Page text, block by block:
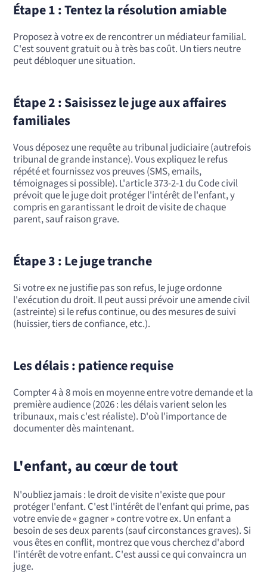
Étape 1 : Tentez la résolution amiable
Proposez à votre ex de rencontrer un médiateur familial.
C'est souvent gratuit ou à très bas coût. Un tiers neutre
peut débloquer une situation.
Étape 2 : Saisissez le juge aux affaires
familiales
Vous déposez une requête au tribunal judiciaire (autrefois
tribunal de grande instance). Vous expliquez le refus
répété et fournissez vos preuves (SMS, emails,
témoignages si possible). L'article 373-2-1 du Code civil
prévoit que le juge doit protéger l'intérêt de l'enfant, y
compris en garantissant le droit de visite de chaque
parent, sauf raison grave.
Étape 3 : Le juge tranche
Si votre ex ne justifie pas son refus, le juge ordonne
l'exécution du droit. Il peut aussi prévoir une amende civil
(astreinte) si le refus continue, ou des mesures de suivi
(huissier, tiers de confiance, etc.).
Les délais : patience requise
Compter 4 à 8 mois en moyenne entre votre demande et la
première audience (2026 : les délais varient selon les
tribunaux, mais c'est réaliste). D'où l'importance de
documenter dès maintenant.
L'enfant, au cœur de tout
N'oubliez jamais : le droit de visite n'existe que pour
protéger l'enfant. C'est l'intérêt de l'enfant qui prime, pas
votre envie de « gagner » contre votre ex. Un enfant a
besoin de ses deux parents (sauf circonstances graves). Si
vous êtes en conflit, montrez que vous cherchez d'abord
l'intérêt de votre enfant. C'est aussi ce qui convaincra un
juge.